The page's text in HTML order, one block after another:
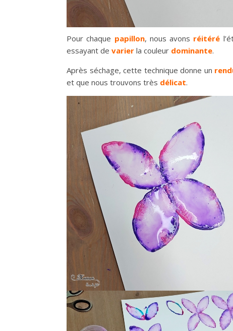
Pour chaque papillon, nous avons réitéré
essayant de varier la couleur dominante.
Après séchage, cette technique donne un
et que nous trouvons très délicat.